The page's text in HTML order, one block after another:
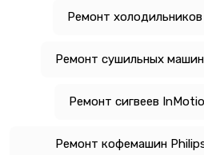
Ремонт
Ремонт сушильных
Ремонт сигвеев
Ремонт кофемашин